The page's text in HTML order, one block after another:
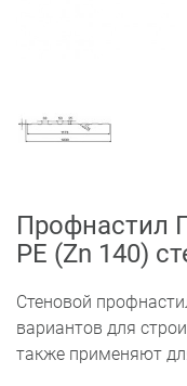
Профнастил
РЕ (Zn 140)
Стеновой
вариантов для
также применяют